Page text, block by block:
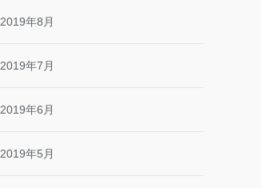
2019年8月
2019年7月
2019年6月
2019年5月